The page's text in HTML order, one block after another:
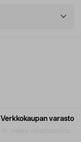
Verkkokaupan varasto